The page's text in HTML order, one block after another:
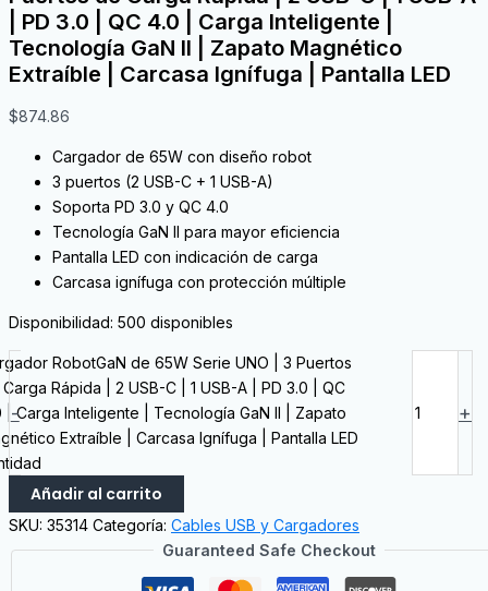
| PD 3.0 | QC 4.0 | Carga Inteligente |
Tecnología GaN II | Zapato Magnético
Extraíble | Carcasa Ignífuga | Pantalla LED
$874.86
Cargador de 65W con diseño robot
3 puertos (2 USB-C + 1 USB-A)
Soporta PD 3.0 y QC 4.0
Tecnología GaN II para mayor eficiencia
Pantalla LED con indicación de carga
Carcasa ignífuga con protección múltiple
Disponibilidad: 500 disponibles
-
RobotGaN de 65W Serie UNO | 3 Puertos
Rápida | 2 USB-C | 1 USB-A | PD 3.0 | QC
| Carga Inteligente | Tecnología GaN II | Zapato
Extraíble | Carcasa Ignífuga | Pantalla LED
+
Añadir al carrito
SKU: 35314 Categoría: Cables USB y Cargadores
Guaranteed Safe Checkout